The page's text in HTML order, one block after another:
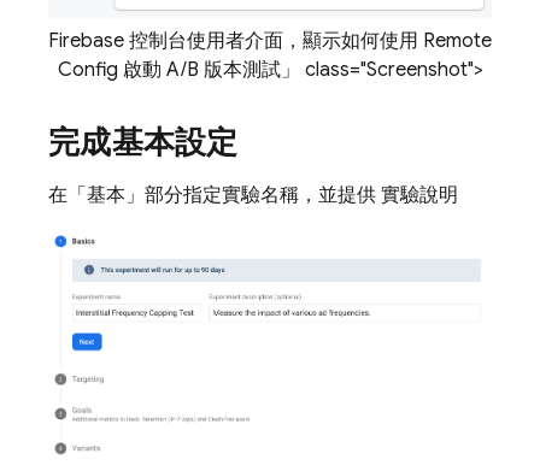
Firebase 控制台使用者介面，顯示如何使用 Remote
Config 啟動 A/B 版本測試」 class="Screenshot">
完成基本設定
在「基本」部分指定實驗名稱，並提供 實驗說明